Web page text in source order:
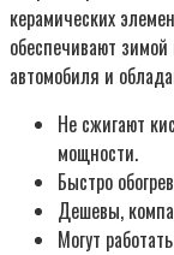
керамических
обеспечивают зимой
автомобиля и
Не сжигают
мощности.
Быстро
Дешевы,
Могут